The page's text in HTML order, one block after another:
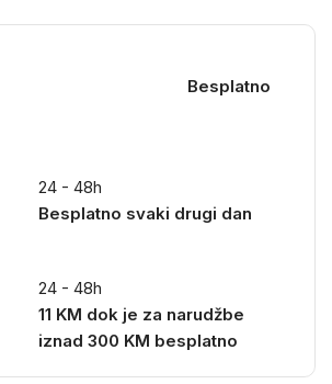
Besplatno
24 - 48h
Besplatno svaki drugi dan
24 - 48h
11 KM dok je za narudžbe
iznad 300 KM besplatno